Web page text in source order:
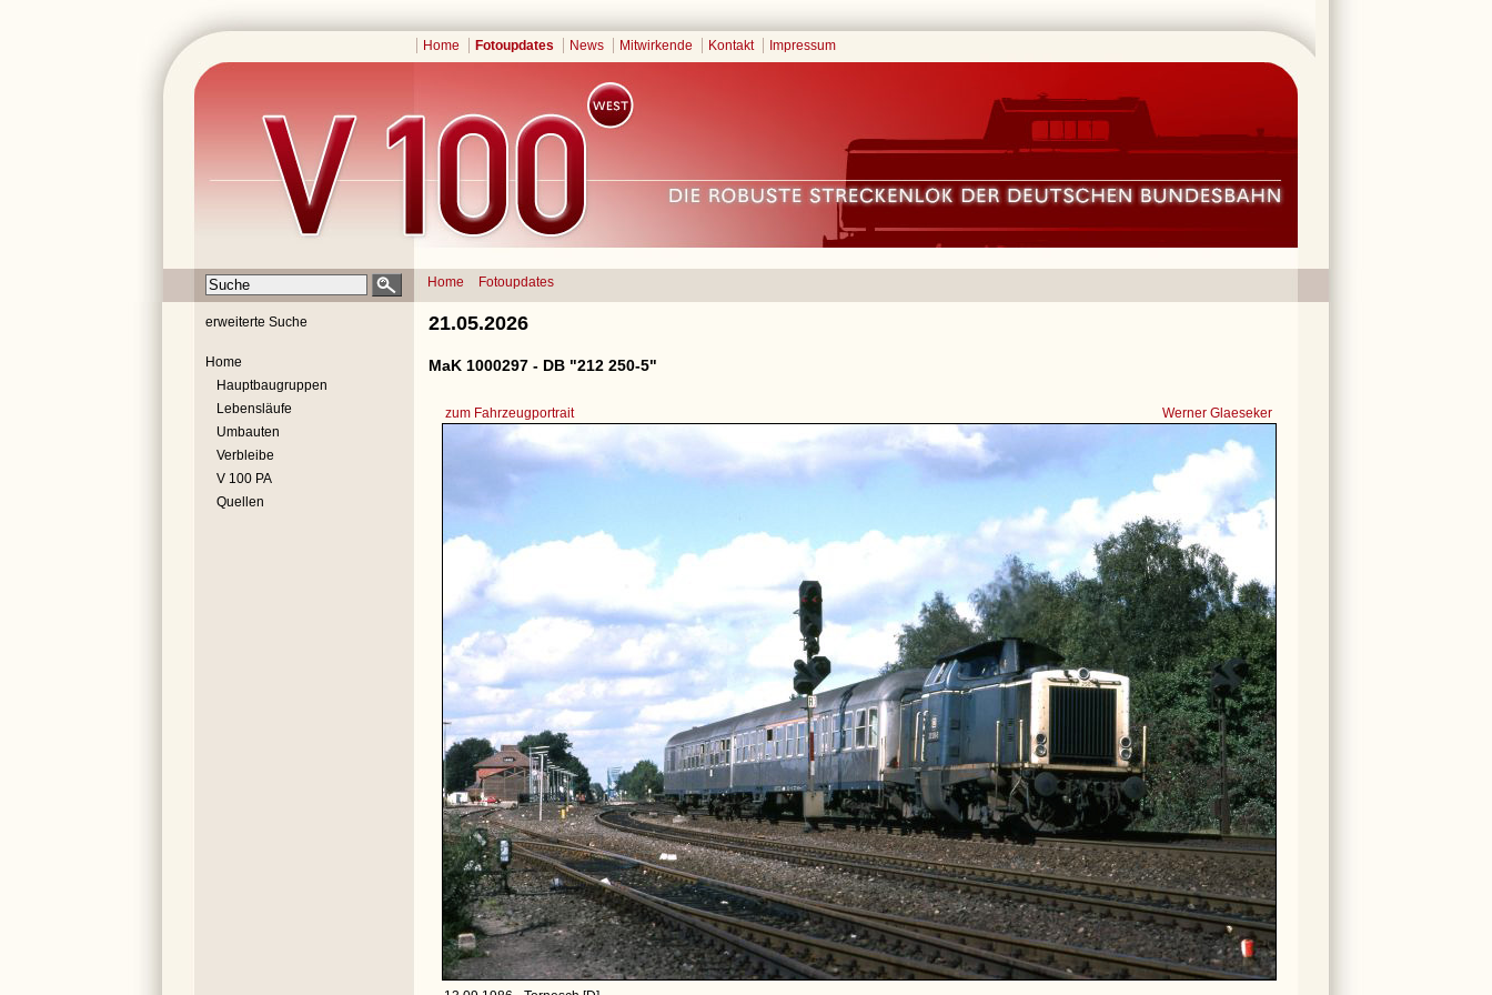
Home Fotoupdates News Mitwirkende Kontakt Impressum
Home Fotoupdates
erweiterte Suche
Home
Hauptbaugruppen
Lebensläufe
Umbauten
Verbleibe
V 100 PA
Quellen
21.05.2026
MaK 1000297 - DB "212 250-5"
zum Fahrzeugportrait Werner Glaeseker